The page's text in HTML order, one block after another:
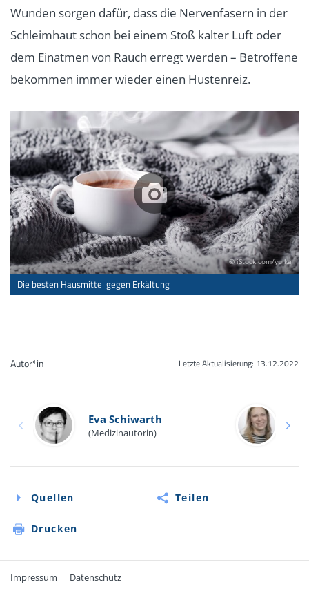
Wunden sorgen dafür, dass die Nervenfasern in der
Schleimhaut schon bei einem Stoß kalter Luft oder
dem Einatmen von Rauch erregt werden – Betroffene
bekommen immer wieder einen Hustenreiz.
© iStock.com/yulka
Die besten Hausmittel gegen Erkältung
Letzte Aktualisierung: 13.12.2022
Autor*in
Eva Schiwarth
(Medizinautorin)
Quellen Teilen
Drucken
Impressum Datenschutz